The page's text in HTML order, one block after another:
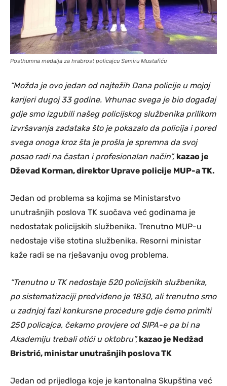
Posthumna medalja za hrabrost policajcu Samiru Mustafiću
“Možda je ovo jedan od najtežih Dana policije u mojoj
karijeri dugoj 33 godine. Vrhunac svega je bio događaj
gdje smo izgubili našeg policijskog službenika prilikom
izvršavanja zadataka što je pokazalo da policija i pored
svega onoga kroz šta je prošla je spremna da svoj
posao radi na častan i profesionalan način”, kazao je
Dževad Korman, direktor Uprave policije MUP-a TK.
Jedan od problema sa kojima se Ministarstvo
unutrašnjih poslova TK suočava već godinama je
nedostatak policijskih službenika. Trenutno MUP-u
nedostaje više stotina službenika. Resorni ministar
kaže radi se na rješavanju ovog problema.
“Trenutno u TK nedostaje 520 policijskih službenika,
po sistematizaciji predviđeno je 1830, ali trenutno smo
u zadnjoj fazi konkursne procedure gdje ćemo primiti
250 policajca, čekamo provjere od SIPA-e pa bi na
Akademiju trebali otići u oktobru”,kazao je Nedžad
Bristrić, ministar unutrašnjih poslova TK
Jedan od prijedloga koje je kantonalna Skupština već